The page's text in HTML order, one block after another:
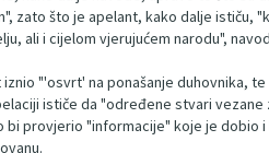
zato što je apelant, kako dalje
ali i cijelom vjerujućem narodu",
"'osvrt' na ponašanje duhovnika,
ističe da "određene stvari
provjerio "informacije" koje je dobio